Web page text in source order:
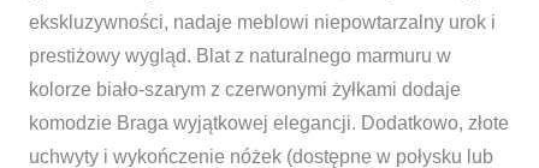
ekskluzywności, nadaje meblowi niepowtarzalny urok i
prestiżowy wygląd. Blat z naturalnego marmuru w
kolorze biało-szarym z czerwonymi żyłkami dodaje
komodzie Braga wyjątkowej elegancji. Dodatkowo, złote
uchwyty i wykończenie nóżek (dostępne w połysku lub